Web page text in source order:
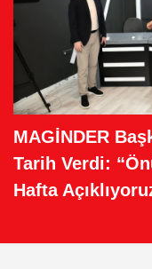
MAGİNDER
Tarih Verdi:
Hafta